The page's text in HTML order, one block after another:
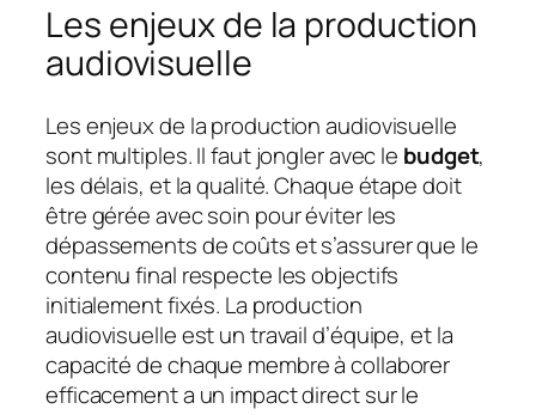
Les enjeux de la production
audiovisuelle
Les enjeux de la production audiovisuelle
sont multiples. Il faut jongler avec le budget,
les délais, et la qualité. Chaque étape doit
être gérée avec soin pour éviter les
dépassements de coûts et s’assurer que le
contenu final respecte les objectifs
initialement fixés. La production
audiovisuelle est un travail d’équipe, et la
capacité de chaque membre à collaborer
efficacement a un impact direct sur le